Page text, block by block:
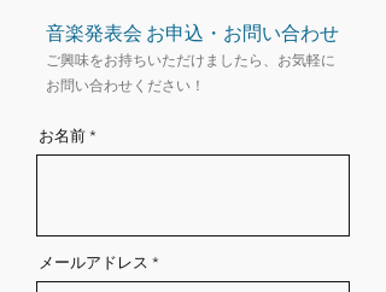
音楽発表会 お申込・お問い合わせ
ご興味をお持ちいただけましたら、お気軽に
お問い合わせください！
お名前
メールアドレス